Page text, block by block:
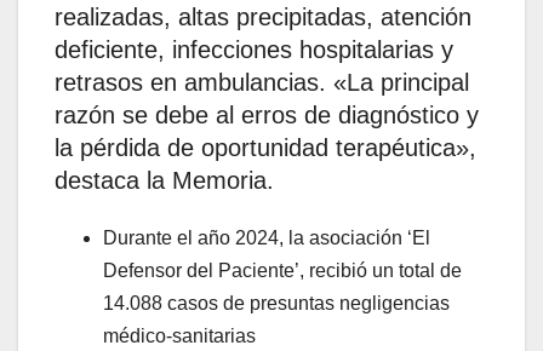
realizadas, altas precipitadas, atención
deficiente, infecciones hospitalarias y
retrasos en ambulancias. «La principal
razón se debe al erros de diagnóstico y
la pérdida de oportunidad terapéutica»,
destaca la Memoria.
Durante el año 2024, la asociación ‘El
Defensor del Paciente’, recibió un total de
14.088 casos de presuntas negligencias
médico-sanitarias